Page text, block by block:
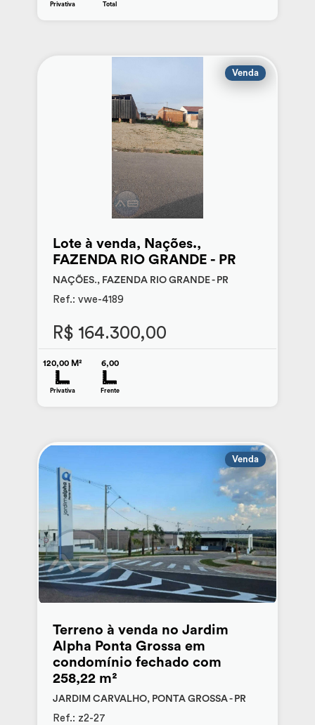
Privativa Total
Venda
Lote à venda, Nações.,
FAZENDA RIO GRANDE - PR
NAÇÕES., FAZENDA RIO GRANDE - PR
Ref.: vwe-4189
R$ 164.300,00
120,00 M²
Privativa
6,00
Frente
Venda
Terreno à venda no Jardim
Alpha Ponta Grossa em
condomínio fechado com
258,22 m²
JARDIM CARVALHO, PONTA GROSSA - PR
Ref.: z2-27